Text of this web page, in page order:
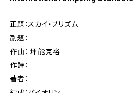
正題：スカイ・プリズム
副題：
作曲： 坪能克裕
作詩：
著者：